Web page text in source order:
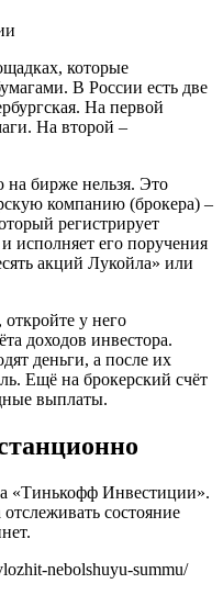
которые
В России есть две
На первой
На второй –
бирже нельзя. Это
компанию (брокера) –
регистрирует
исполняет его поручения
акций Лукойла» или
откройте у него
доходов инвестора.
деньги, а после их
Ещё на брокерский счёт
выплаты.
«Тинькофф Инвестиции».
состояние
nebolshuyu-summu/